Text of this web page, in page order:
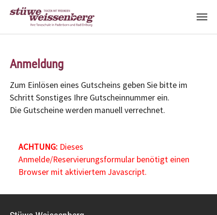
Anmeldung
Zum Einlösen eines Gutscheins geben Sie bitte im
Schritt Sonstiges Ihre Gutscheinnummer ein.
Die Gutscheine werden manuell verrechnet.
ACHTUNG:Dieses
Anmelde/Reservierungsformular benötigt einen
Browser mit aktiviertem Javascript.